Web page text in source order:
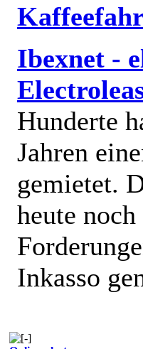
Ibexnet -
Hunderte
Jahren
gemietet.
heute
Inkasso